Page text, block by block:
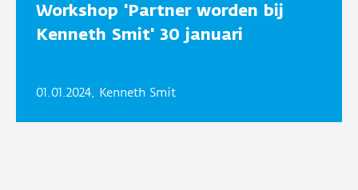
Workshop 'Partner worden bij
Kenneth Smit' 30 januari
01.01.2024, Kenneth Smit